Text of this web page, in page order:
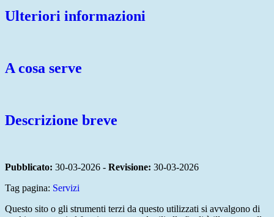
Ulteriori informazioni
A cosa serve
Descrizione breve
Pubblicato: 30-03-2026 - Revisione: 30-03-2026
Tag pagina: Servizi
Questo sito o gli strumenti terzi da questo utilizzati si avvalgono di